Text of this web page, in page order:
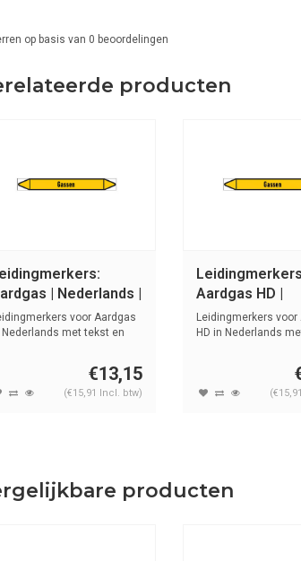
op basis van 0 beoordelingen
producten
| Nederlands |
voor Aardgas
Nederlands met tekst en
€13,15
(€15,91 Incl. btw)
Aardgas HD |
Nederlands |
Leidingmerkers voor
HD in Nederlands
producten